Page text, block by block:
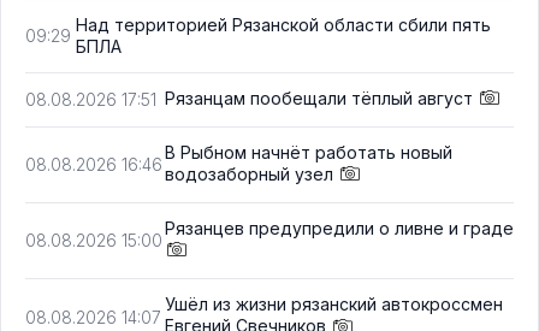
09:29
Над территорией Рязанской области сбили пять
БПЛА
08.08.2026 17:51 Рязанцам пообещали тёплый август
08.08.2026 16:46
В Рыбном начнёт работать новый
водозаборный узел
08.08.2026 15:00
Рязанцев предупредили о ливне и граде
08.08.2026 14:07
Ушёл из жизни рязанский автокроссмен
Евгений Свечников